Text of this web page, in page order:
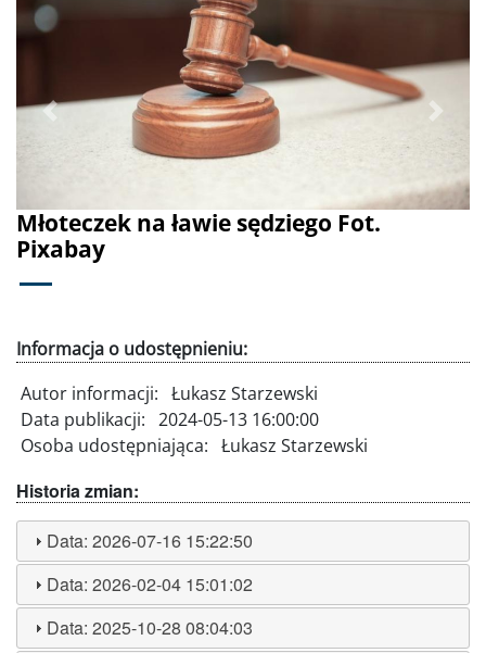
Młoteczek na ławie sędziego Fot.
Pixabay
Poprzednie Dalej
Informacja o udostępnieniu:
Autor informacji: Łukasz Starzewski
Data publikacji: 2024-05-13 16:00:00
Osoba udostępniająca: Łukasz Starzewski
Historia zmian:
Data:2026-07-16 15:22:50
Data:2026-02-04 15:01:02
Data:2025-10-28 08:04:03